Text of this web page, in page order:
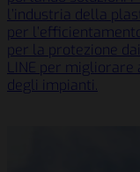
l’industria della
per
per la protezione
LINE per
degli impianti.